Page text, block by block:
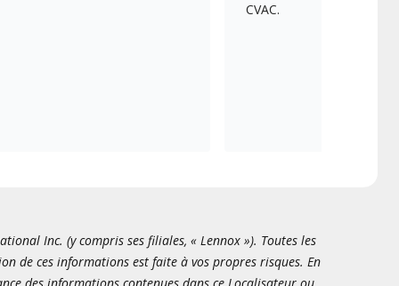
CVAC.
Inc. (y compris ses filiales, « Lennox »). Toutes les
de ces informations est faite à vos propres risques. En